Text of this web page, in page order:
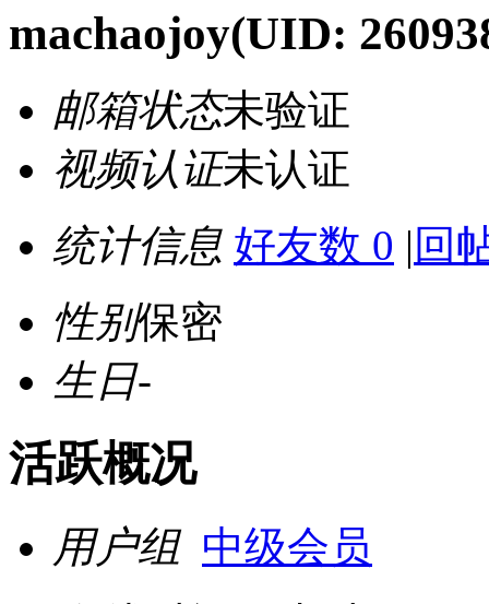
machaojoy(UID:
邮箱状态未验证
视频认证未认证
统计信息 好友数 0 | 回
性别保密
生日-
活跃概况
用户组 中级会员